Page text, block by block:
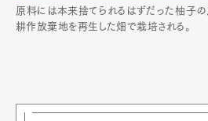
原料には本来捨てられるはずだった柚子
耕作放棄地を再生した畑で栽培される。